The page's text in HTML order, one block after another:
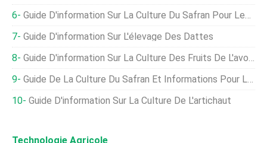
Guide D'information Sur La Culture Du Safran Pour Les Débutants
Guide D'information Sur L'élevage Des Dattes
Guide D'information Sur La Culture Des Fruits De L'avocat
Guide De La Culture Du Safran Et Informations Pour Les Débutants
Guide D'information Sur La Culture De L'artichaut
Technologie Agricole